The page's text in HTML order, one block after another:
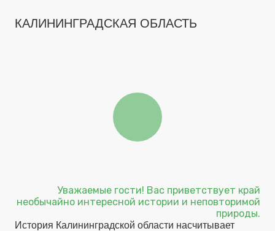
КАЛИНИНГРАДСКАЯ ОБЛАСТЬ
История Калининградской области насчитывает
Уважаемые гости! Вас приветствует край
необычайно интересной истории и неповторимой
природы.